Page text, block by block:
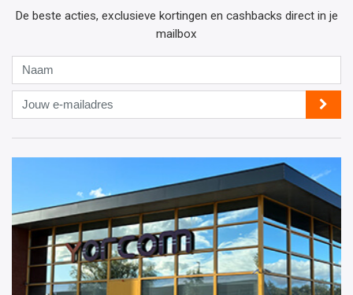
De beste acties, exclusieve kortingen en cashbacks direct in je
mailbox
Jouw
e-
mailadres